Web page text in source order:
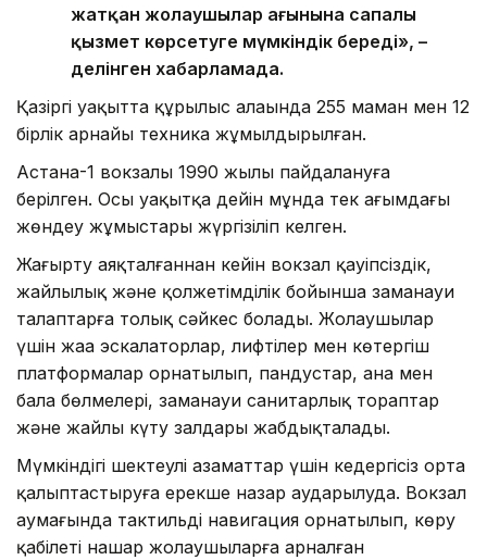
жатқан жолаушылар ағынына сапалы
қызмет көрсетуге мүмкіндік береді», –
делінген хабарламада.
Қазіргі уақытта құрылыс алаңында 255 маман мен 12
бірлік арнайы техника жұмылдырылған.
Астана-1 вокзалы 1990 жылы пайдалануға
берілген. Осы уақытқа дейін мұнда тек ағымдағы
жөндеу жұмыстары жүргізіліп келген.
Жаңғырту аяқталғаннан кейін вокзал қауіпсіздік,
жайлылық және қолжетімділік бойынша заманауи
талаптарға толық сәйкес болады. Жолаушылар
үшін жаңа эскалаторлар, лифтілер мен көтергіш
платформалар орнатылып, пандустар, ана мен
бала бөлмелері, заманауи санитарлық тораптар
және жайлы күту залдары жабдықталады.
Мүмкіндігі шектеулі азаматтар үшін кедергісіз орта
қалыптастыруға ерекше назар аударылуда. Вокзал
аумағында тактильді навигация орнатылып, көру
қабілеті нашар жолаушыларға арналған